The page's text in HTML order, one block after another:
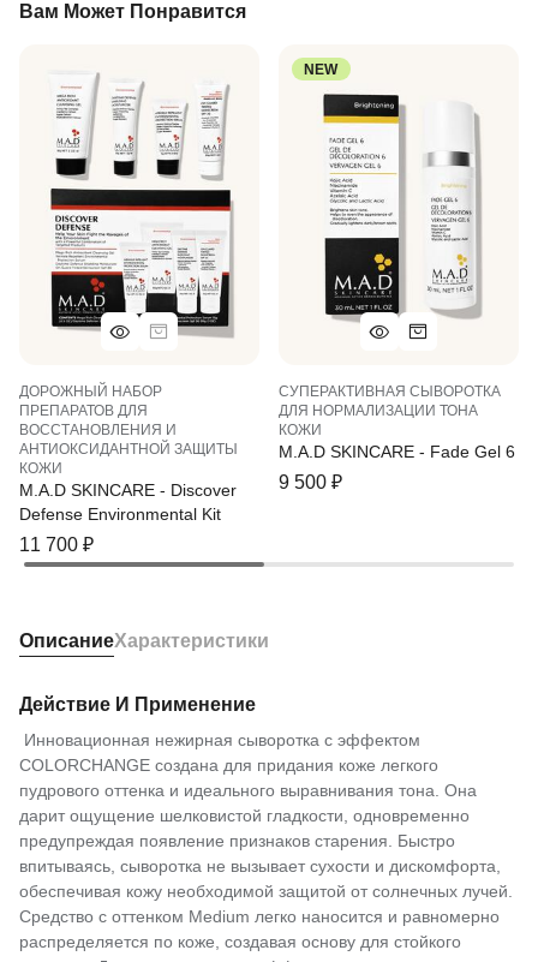
Вам Может Понравится
ДОРОЖНЫЙ НАБОР
ПРЕПАРАТОВ ДЛЯ
ВОССТАНОВЛЕНИЯ И
АНТИОКСИДАНТНОЙ ЗАЩИТЫ
КОЖИ
M.A.D SKINCARE - Discover
Defense Environmental Kit
11 700 ₽
NEW
СУПЕРАКТИВНАЯ СЫВОРОТКА
ДЛЯ НОРМАЛИЗАЦИИ ТОНА
КОЖИ
M.A.D SKINCARE - Fade Gel 6
9 500 ₽
ОписаниеХарактеристики
Действие И Применение
Инновационная нежирная сыворотка с эффектом
COLORCHANGE создана для придания коже легкого
пудрового оттенка и идеального выравнивания тона. Она
дарит ощущение шелковистой гладкости, одновременно
предупреждая появление признаков старения. Быстро
впитываясь, сыворотка не вызывает сухости и дискомфорта,
обеспечивая кожу необходимой защитой от солнечных лучей.
Средство с оттенком Medium легко наносится и равномерно
распределяется по коже, создавая основу для стойкого